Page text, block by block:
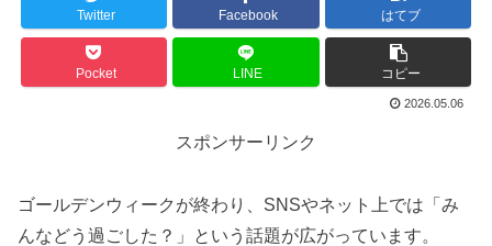
Twitter Facebook はてブ
Pocket LINE コピー
2026.05.06
スポンサーリンク
ゴールデンウィークが終わり、SNSやネット上では「み
んなどう過ごした？」という話題が広がっています。